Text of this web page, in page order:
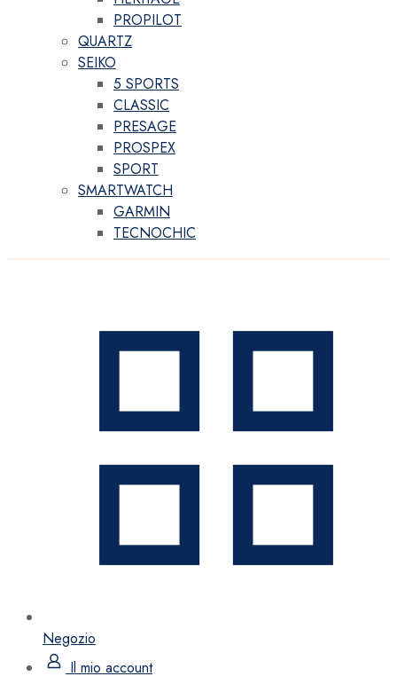
PROPILOT
QUARTZ
SEIKO
5 SPORTS
CLASSIC
PRESAGE
PROSPEX
SPORT
SMARTWATCH
GARMIN
TECNOCHIC
Negozio
Il mio account